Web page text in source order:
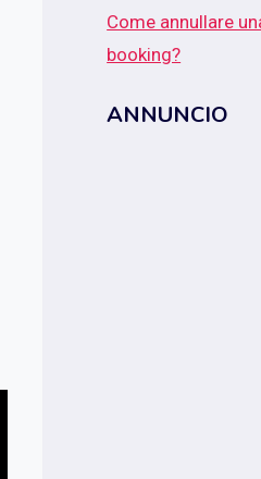
Come annullare
booking?
ANNUNCIO